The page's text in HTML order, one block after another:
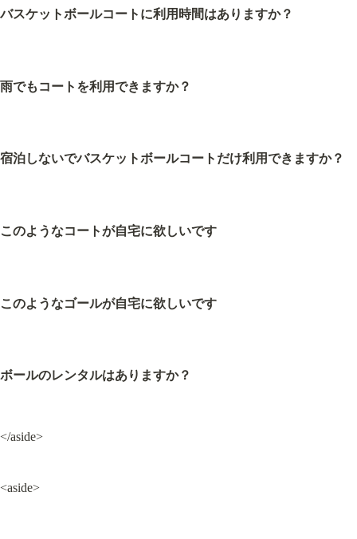
バスケットボールコートに利用時間はありますか？
雨でもコートを利用できますか？
宿泊しないでバスケットボールコートだけ利用できますか？
このようなコートが自宅に欲しいです
このようなゴールが自宅に欲しいです
ボールのレンタルはありますか？
</aside>
<aside>